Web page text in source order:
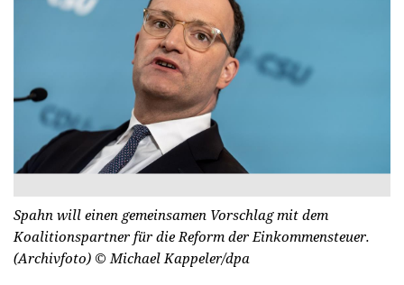
Spahn will einen gemeinsamen Vorschlag mit dem
Koalitionspartner für die Reform der Einkommensteuer.
(Archivfoto) © Michael Kappeler/dpa